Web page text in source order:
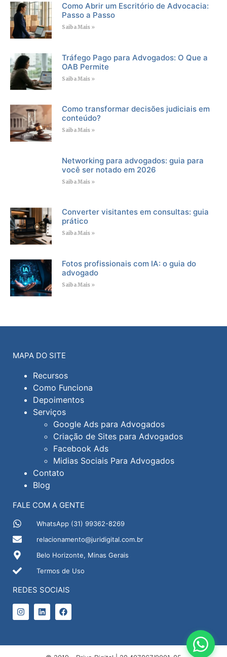
Como Abrir um Escritório de Advocacia:
Passo a Passo
Saiba Mais »
Tráfego Pago para Advogados: O Que a
OAB Permite
Saiba Mais »
Como transformar decisões judiciais em
conteúdo?
Saiba Mais »
Networking para advogados: guia para
você ser notado em 2026
Saiba Mais »
Converter visitantes em consultas: guia
prático
Saiba Mais »
Fotos profissionais com IA: o guia do
advogado
Saiba Mais »
MAPA DO SITE
Recursos
Como Funciona
Depoimentos
Serviços
Google Ads para Advogados
Criação de Sites para Advogados
Facebook Ads
Midias Sociais Para Advogados
Contato
Blog
FALE COM A GENTE
WhatsApp (31) 99362-8269
relacionamento@juridigital.com.br
Belo Horizonte, Minas Gerais
Termos de Uso
REDES SOCIAIS